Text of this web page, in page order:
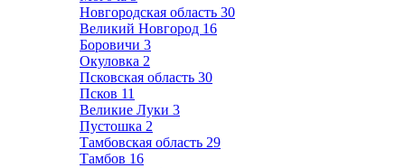
Новгородская область 30
Великий Новгород 16
Боровичи 3
Окуловка 2
Псковская область 30
Псков 11
Великие Луки 3
Пустошка 2
Тамбовская область 29
Тамбов 16